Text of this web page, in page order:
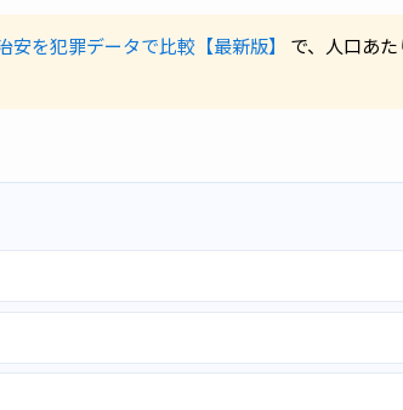
安を犯罪データで比較【最新版】
で、人口あ